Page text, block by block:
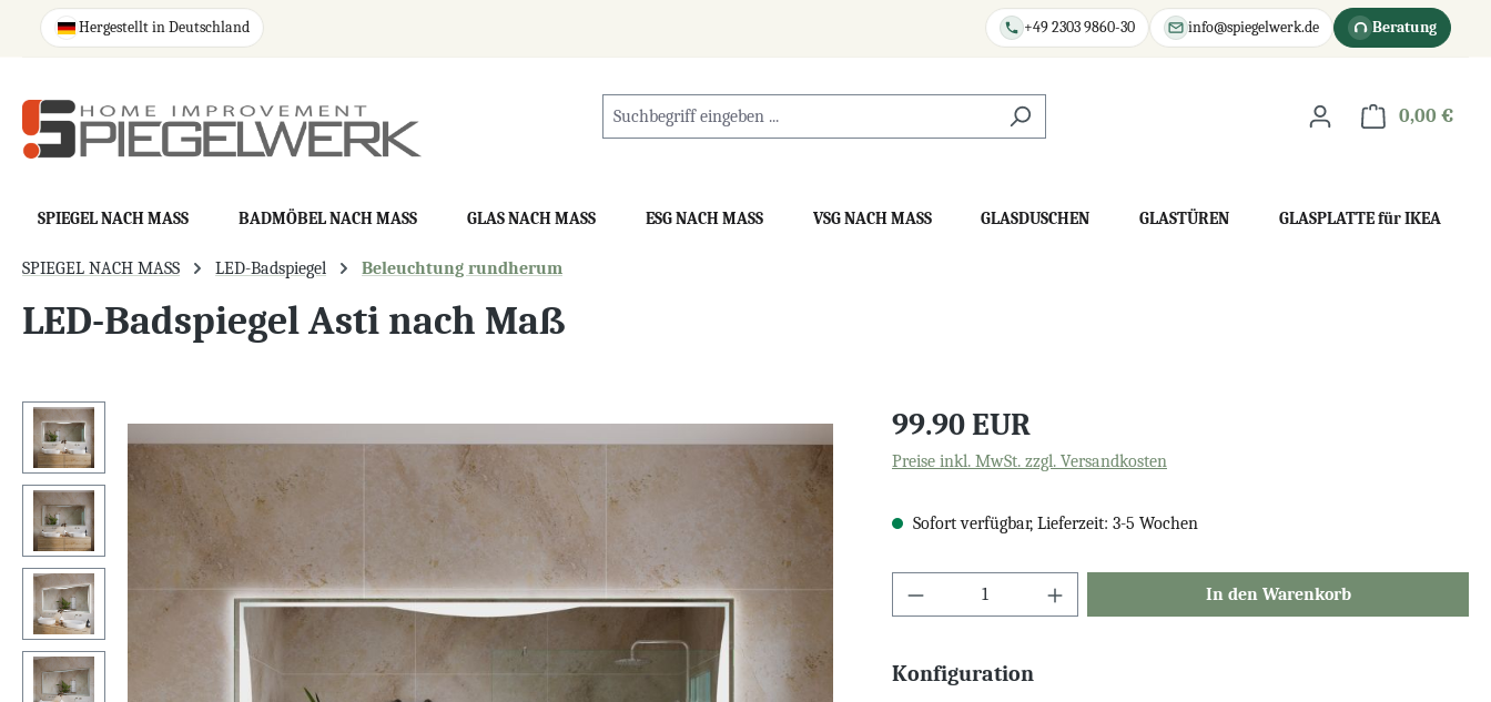
Zur Hauptnavigation springen
Hergestellt in Deutschland +49 2303 9860-30 info@spiegelwerk.de Beratung
0,00 €
SPIEGEL NACH MASS BADMÖBEL NACH MASS GLAS NACH MASS ESG NACH MASS VSG NACH MASS GLASDUSCHEN GLASTÜREN GLASPLATTE für IKEA
SPIEGEL NACH MASS LED-Badspiegel Beleuchtung rundherum
LED-Badspiegel Asti nach Maß
Bildergalerie überspringen 99.90 EUR
Preise inkl. MwSt. zzgl. Versandkosten
Sofort verfügbar, Lieferzeit: 3-5 Wochen
In den Warenkorb
Konfiguration